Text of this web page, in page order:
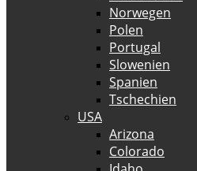
Norwegen
Polen
Portugal
Slowenien
Spanien
Tschechien
USA
Arizona
Colorado